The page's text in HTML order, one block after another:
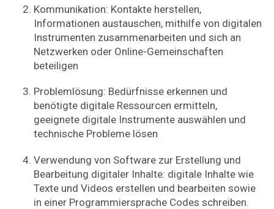
Kommunikation: Kontakte herstellen,
Informationen austauschen, mithilfe von digitalen
Instrumenten zusammenarbeiten und sich an
Netzwerken oder Online-Gemeinschaften
beteiligen
Problemlösung: Bedürfnisse erkennen und
benötigte digitale Ressourcen ermitteln,
geeignete digitale Instrumente auswählen und
technische Probleme lösen
Verwendung von Software zur Erstellung und
Bearbeitung digitaler Inhalte: digitale Inhalte wie
Texte und Videos erstellen und bearbeiten sowie
in einer Programmiersprache Codes schreiben.